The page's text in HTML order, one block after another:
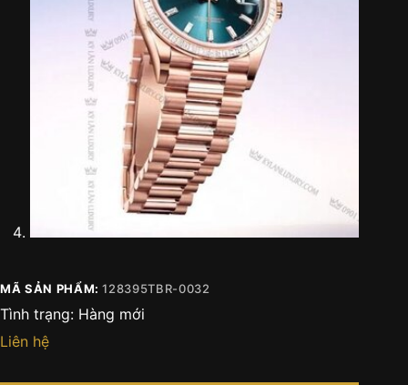
MÃ SẢN PHẨM:128395TBR-0032
Tình trạng: Hàng mới
Liên hệ